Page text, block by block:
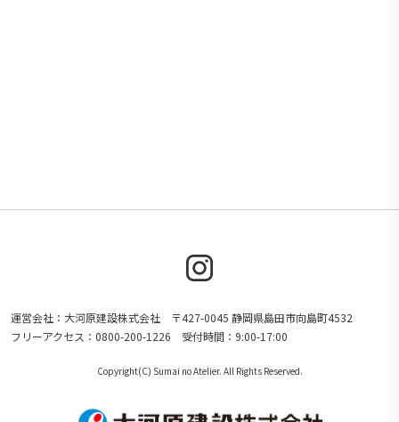
運営会社：大河原建設株式会社 〒427-0045 静岡県島田市向島町4532
フリーアクセス：0800-200-1226 受付時間：9:00-17:00
Copyright(C) Sumai no Atelier. All Rights Reserved.